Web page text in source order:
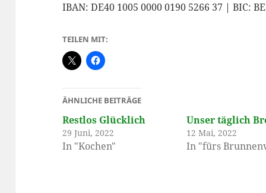
IBAN: DE40 1005 0000 0190 5266 37 | BIC:
TEILEN MIT:
ÄHNLICHE BEITRÄGE
Restlos Glücklich
29 Juni, 2022
In "Kochen"
Unser täglich
12 Mai, 2022
In "fürs